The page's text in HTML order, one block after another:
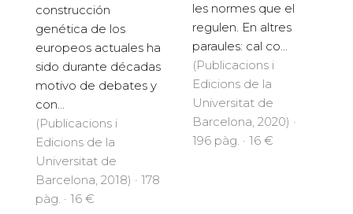
construcción
genética de los
europeos actuales ha
sido durante décadas
motivo de debates y
con...
(Publicacions i
Edicions de la
Universitat de
Barcelona, 2018) · 178
pàg. · 16 €
les normes que el
regulen. En altres
paraules: cal co...
(Publicacions i
Edicions de la
Universitat de
Barcelona, 2020) ·
196 pàg. · 16 €